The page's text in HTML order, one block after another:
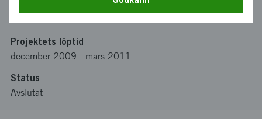
500 000 kronor
Projektets löptid
december 2009 - mars 2011
Status
Avslutat